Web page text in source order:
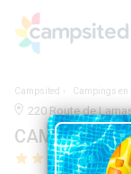
Campsited Campings en
220 Route de Lamastre, 07300, Tournon
CAMPING